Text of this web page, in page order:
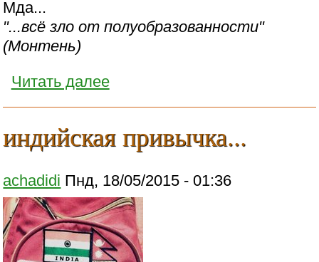
Мда...
"...всё зло от полуобразованности"
(Монтень)
Читать далее
индийская привычка...
achadidi Пнд, 18/05/2015 - 01:36